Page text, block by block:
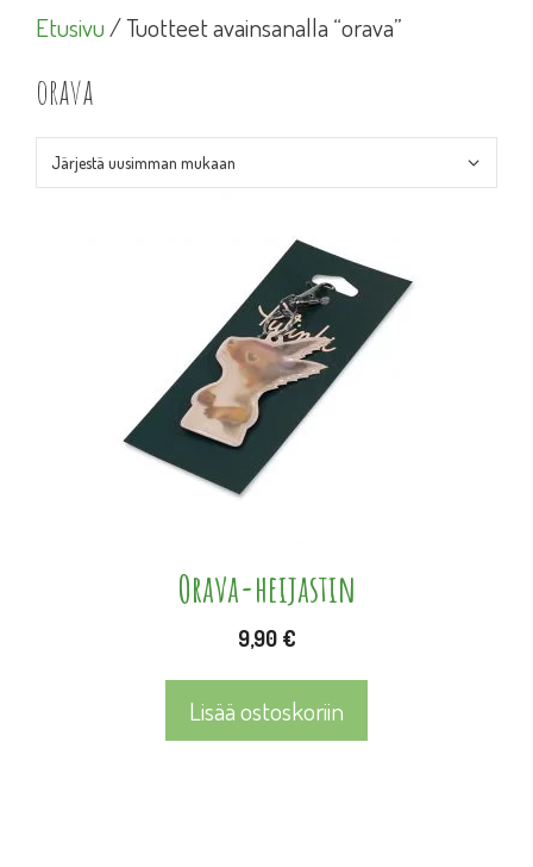
Etusivu/ Tuotteet avainsanalla “orava”
orava
Orava-heijastin
9,90 €
Lisää ostoskoriin